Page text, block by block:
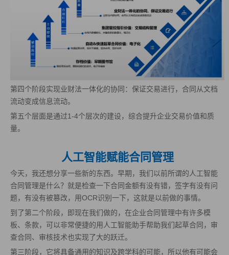
第四个阶段实现业财法一体化的协同：保证交易进行，合同从文档
流动变成信息流动。
第五个层面是通过1-4个层次的建设，综合提升企业交易价值和质
量。
人工智能赋能合同管理
今天，我还想分享一些新的东西。早期，我们以前所谓的人工智能
合同管理是什么？就是检查一下合同金额有没有错，签字有没有问
题，有没有被篡改，用OCR识别一下，这就是以前做的事情。
到了第二个阶段，即现在我们做的，在企业合同管理中有许多模
板、条款，可以非常便捷的用人工智能助手帮助我们起草合同，审
查合同、审核技术也实现了大的跃迁。
第三阶段，它将具备通用的知识及跨学科的可能，所以他有可能会